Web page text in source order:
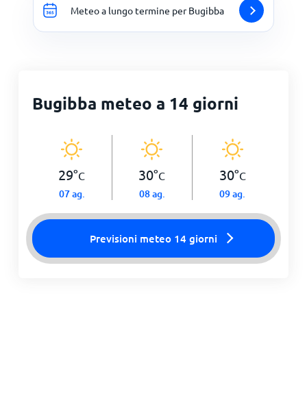
Meteo a lungo termine per Bugibba
Bugibba meteo a 14 giorni
29°C
07 ag.
30°C
08 ag.
30°C
09 ag.
Previsioni meteo 14 giorni